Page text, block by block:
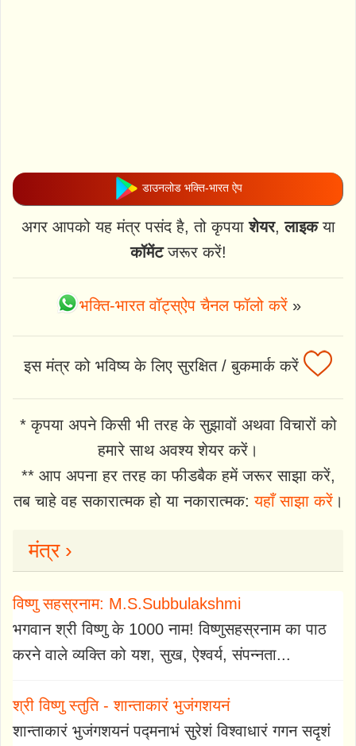
डाउनलोड भक्ति-भारत ऐप
अगर आपको यह मंत्र पसंद है, तो कृपयाशेयर,लाइकया
कॉमेंटजरूर करें!
भक्ति-भारत वॉट्स्ऐप चैनल फॉलो करें»
इस मंत्र को भविष्य के लिए सुरक्षित / बुकमार्क करें
* कृपया अपने किसी भी तरह के सुझावों अथवा विचारों को
हमारे साथ अवश्य शेयर करें।
** आप अपना हर तरह का फीडबैक हमें जरूर साझा करें,
तब चाहे वह सकारात्मक हो या नकारात्मक:यहाँ साझा करें।
मंत्र ›
विष्णु सहस्रनाम: M.S.Subbulakshmi
भगवान श्री विष्णु के 1000 नाम! विष्णुसहस्रनाम का पाठ
करने वाले व्यक्ति को यश, सुख, ऐश्वर्य, संपन्नता...
श्री विष्णु स्तुति - शान्ताकारं भुजंगशयनं
शान्ताकारं भुजंगशयनं पद्मनाभं सुरेशं विश्वाधारं गगन सदृशं